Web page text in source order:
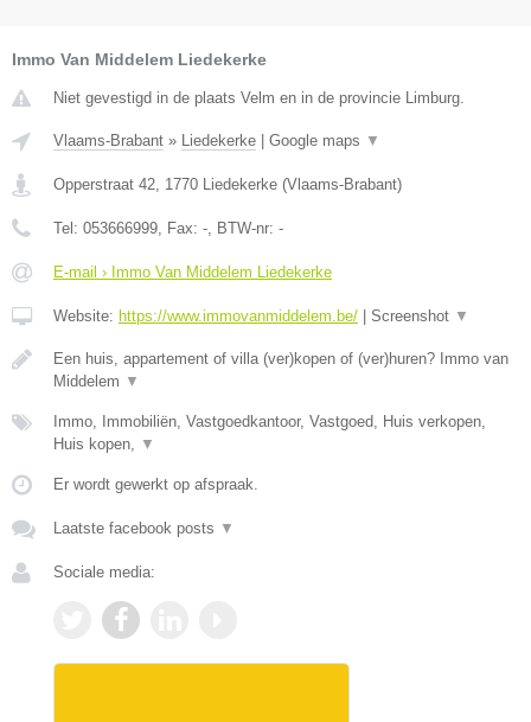
Immo Van Middelem Liedekerke
Niet gevestigd in de plaats Velm en in de provincie Limburg.
Vlaams-Brabant » Liedekerke Google maps ▼
Opperstraat 42 1770 Liedekerke (Vlaams-Brabant)
Tel: 053666999 , Fax: - , BTW-nr: -
E-mail › Immo Van Middelem Liedekerke
Website: https://www.immovanmiddelem.be/ Screenshot ▼
Een huis, appartement of villa (ver)kopen of (ver)huren? Immo van
Middelem ▼
Immo, Immobiliën, Vastgoedkantoor, Vastgoed, Huis verkopen,
Huis kopen,
▼
Er wordt gewerkt op afspraak.
Laatste facebook posts ▼
Sociale media: